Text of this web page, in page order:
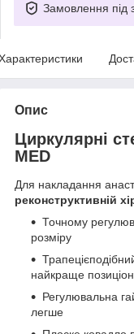
Замовлення під
Опис
Циркулярні
MED
Для накладання
реконструктивній
Точному
розміру
найкраще
Регулювальна
легше